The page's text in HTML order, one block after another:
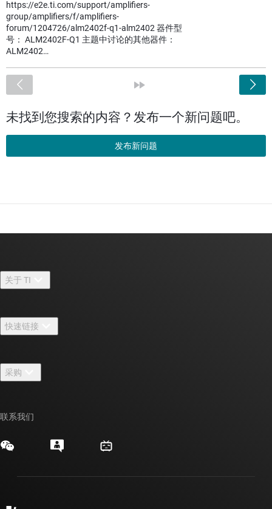
https://e2e.ti.com/support/amplifiers-
group/amplifiers/f/amplifiers-
forum/1204726/alm2402f-q1-alm2402 器件型
号： ALM2402F-Q1 主题中讨论的其他器件：
ALM2402…
未找到您搜索的内容？发布一个新问题吧。
发布新问题
关于 TI
招贤纳士
新闻中心
活动
投资者关系
快速链接
TI E2E™ 设计支持论坛
采购
发货、付款和税费
联系我们